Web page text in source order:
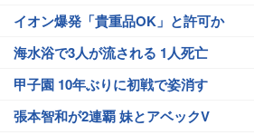
イオン爆発「貴重品OK」と許可か
海水浴で3人が流される 1人死亡
甲子園 10年ぶりに初戦で姿消す
張本智和が2連覇 妹とアベックV